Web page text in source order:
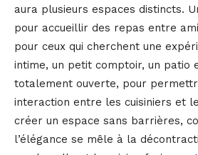
aura plusieurs espaces distincts.
pour accueillir des repas entre
pour ceux qui cherchent une
intime, un petit comptoir, un patio
totalement ouverte, pour
interaction entre les cuisiniers et
créer un espace sans barrières,
l’élégance se mêle à la